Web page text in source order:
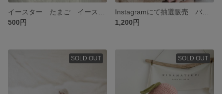
500円
1,200円
SOLD OUT SOLD OUT